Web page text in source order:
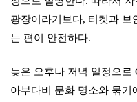
광장이라기보다, 티켓과
는 편이 안전하다.
늦은 오후나 저녁 일정으로
아부다비 문화 명소와 묶기